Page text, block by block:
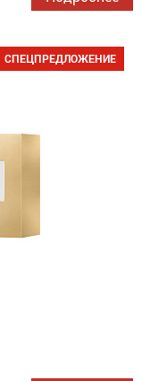
СПЕЦПРЕДЛОЖЕНИЕ